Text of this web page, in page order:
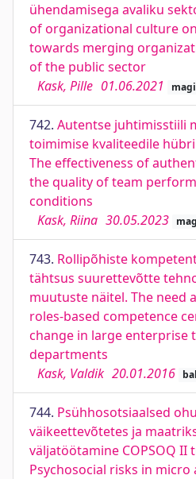
ühendamisega avaliku
of organizational culture
towards merging
of the public sector
Kask, Pille 01.06.2021
742. Autentse juhtimisstiili
toimimise kvaliteedile
The effectiveness of
the quality of team
conditions
Kask, Riina 30.05.2023
743. Rollipõhiste
tähtsus suurettevõtte
muutuste näitel. The need
roles-based competence
change in large enterprise
departments
Kask, Valdik 20.01.2016
744. Psühhosotsiaalsed
väikeettevõtetes ja
väljatöötamine COPSOQ II
Psychosocial risks in